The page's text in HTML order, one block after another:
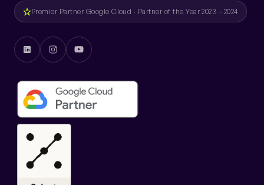
Premier Partner Google Cloud · Partner of the Year 2023 - 2024